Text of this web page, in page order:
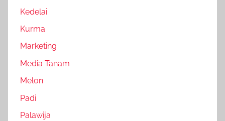
Kedelai
Kurma
Marketing
Media Tanam
Melon
Padi
Palawija